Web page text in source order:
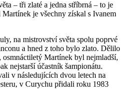
– tři zlaté a jedna stříbrná – to je
je všechny získal s Ivanem
na mistrovství světa spolu poprvé
a hned z toho bylo zlato. Dělilo
osmnáctiletý Martínek byl nejmladší,
nejstarší účastník šampionátu.
v následujících dvou letech na
v Curychu přidali roku 1983